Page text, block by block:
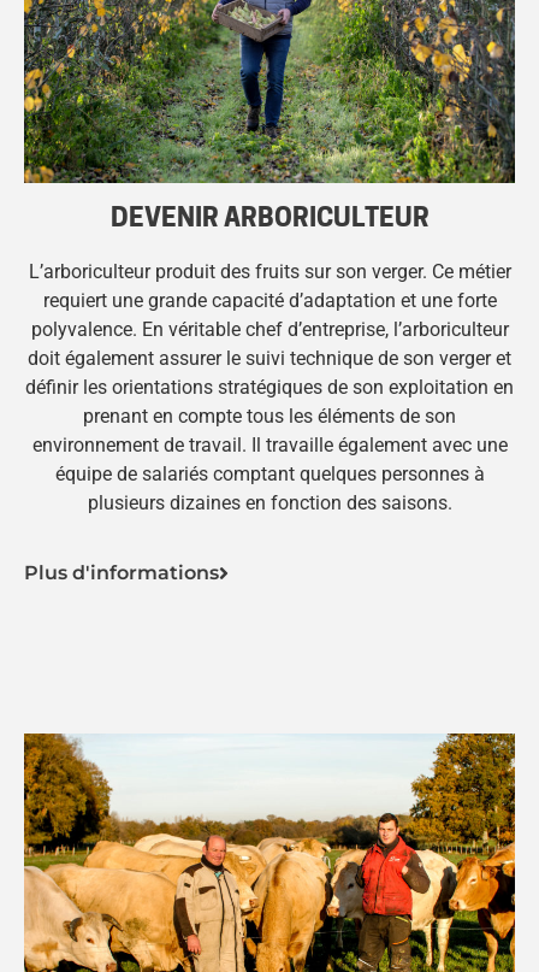
DEVENIR ARBORICULTEUR
L’arboriculteur produit des fruits sur son verger. Ce métier
requiert une grande capacité d’adaptation et une forte
polyvalence. En véritable chef d’entreprise, l’arboriculteur
doit également assurer le suivi technique de son verger et
définir les orientations stratégiques de son exploitation en
prenant en compte tous les éléments de son
environnement de travail. Il travaille également avec une
équipe de salariés comptant quelques personnes à
plusieurs dizaines en fonction des saisons.
Plus d'informations